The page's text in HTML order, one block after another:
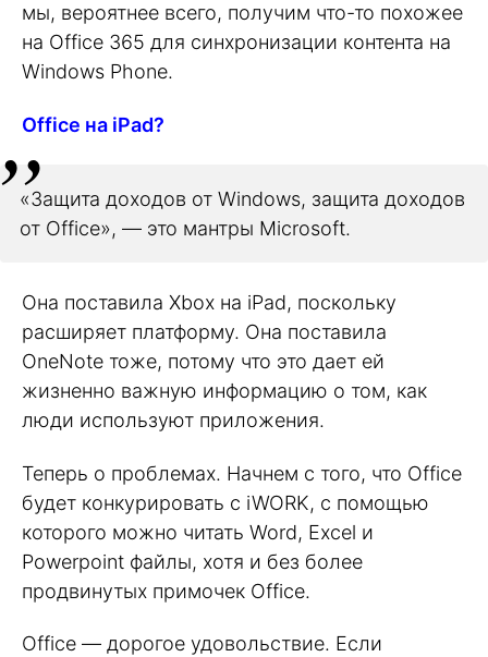
мы, вероятнее всего, получим что-то похожее
на Office 365 для синхронизации контента на
Windows Phone.
Office на iPad?
«Защита доходов от Windows, защита доходов
от Office», — это мантры Microsoft.
Она поставила Xbox на iPad, поскольку
расширяет платформу. Она поставила
OneNote тоже, потому что это дает ей
жизненно важную информацию о том, как
люди используют приложения.
Теперь о проблемах. Начнем с того, что Office
будет конкурировать с iWORK, с помощью
которого можно читать Word, Excel и
Powerpoint файлы, хотя и без более
продвинутых примочек Office.
Office — дорогое удовольствие. Если